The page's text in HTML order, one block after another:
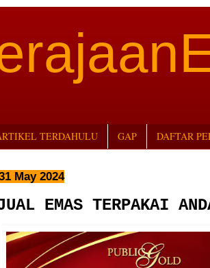
TERDAHULU GAP DAFTAR
May 2024
EMAS TERPAKAI